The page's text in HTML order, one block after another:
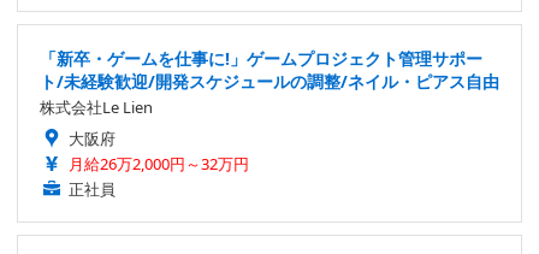
「新卒・ゲームを仕事に!」ゲームプロジェクト管理サポー
ト/未経験歓迎/開発スケジュールの調整/ネイル・ピアス自由
株式会社Le Lien
大阪府
月給26万2,000円～32万円
正社員